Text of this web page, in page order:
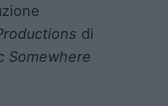
di
Somewhere